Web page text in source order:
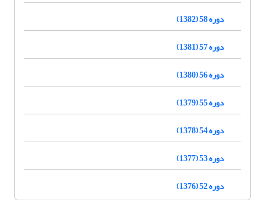
دوره 58 (1382)
دوره 57 (1381)
دوره 56 (1380)
دوره 55 (1379)
دوره 54 (1378)
دوره 53 (1377)
دوره 52 (1376)